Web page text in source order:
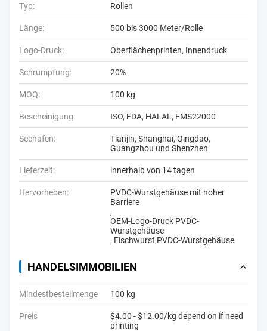
Typ: Rollen
Länge: 500 bis 3000 Meter/Rolle
Logo-Druck: Oberflächenprinten, Innendruck
Schrumpfung: 20%
MOQ: 100 kg
Bescheinigung: ISO, FDA, HALAL, FMS22000
Seehafen:
Tianjin, Shanghai, Qingdao,
Guangzhou und Shenzhen
Lieferzeit: innerhalb von 14 tagen
Hervorheben:
PVDC-Wurstgehäuse mit hoher
Barriere
,
OEM-Logo-Druck PVDC-
Wurstgehäuse
, Fischwurst PVDC-Wurstgehäuse
HANDELSIMMOBILIEN
Mindestbestellmenge 100 kg
Preis
$4.00 - $12.00/kg depend on if need
printing